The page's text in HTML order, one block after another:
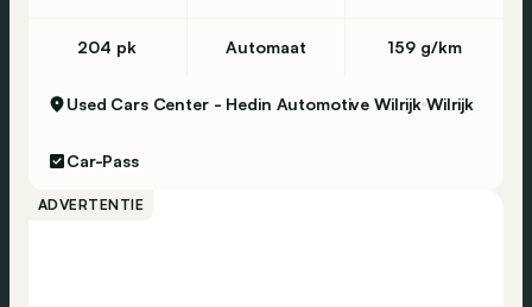
204 pk Automaat 159 g/km
Used Cars Center - Hedin Automotive Wilrijk Wilrijk
Car-Pass
ADVERTENTIE